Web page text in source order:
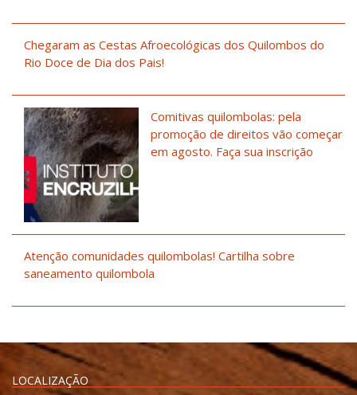
Chegaram as Cestas Afroecológicas dos Quilombos do
Rio Doce de Dia dos Pais!
Comitivas quilombolas: pela
promoção de direitos vão começar
em agosto. Faça sua inscrição
Atenção comunidades quilombolas! Cartilha sobre
saneamento quilombola
LOCALIZAÇÃO